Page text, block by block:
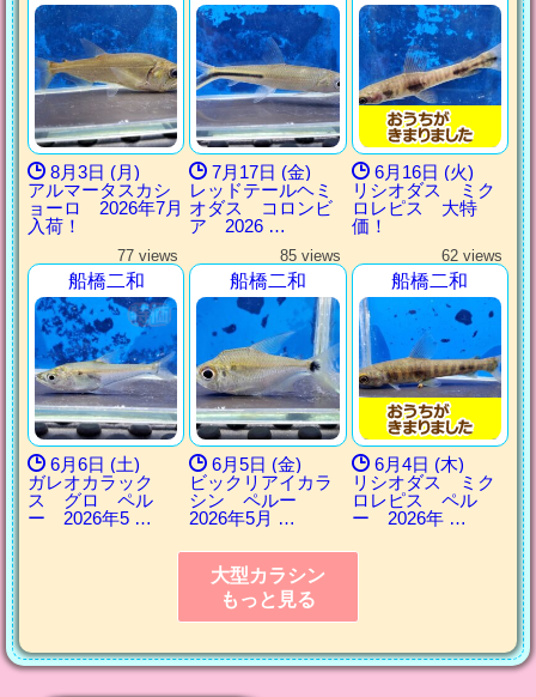
8月3日 (月)
アルマータスカシ
ョーロ 2026年7月
入荷！
7月17日 (金)
レッドテールヘミ
オダス コロンビ
ア 2026 …
6月16日 (火)
リシオダス ミク
ロレピス 大特
価！
77 views
船橋二和
6月6日 (土)
ガレオカラック
ス グロ ペル
ー 2026年5 …
85 views
船橋二和
6月5日 (金)
ビックリアイカラ
シン ペルー
2026年5月 …
62 views
船橋二和
6月4日 (木)
リシオダス ミク
ロレピス ペル
ー 2026年 …
大型カラシン
もっと見る